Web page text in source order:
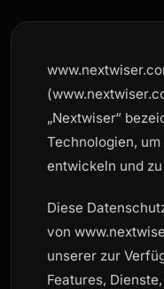
„Nextwiser“
Technologien,
entwickeln und
Diese
von
unserer zur
Features,